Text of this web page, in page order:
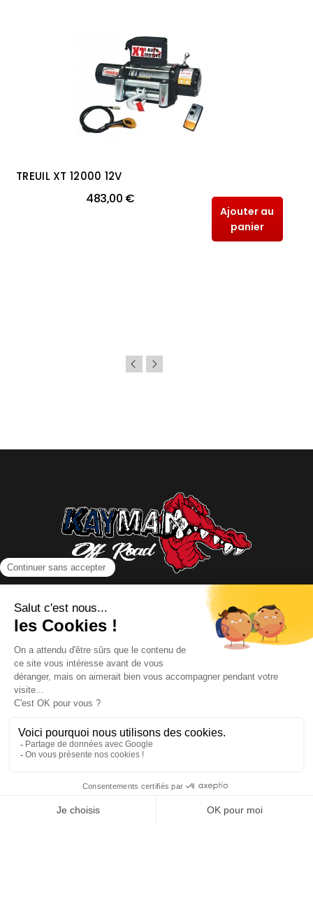
TREUIL XT 12000 12V
483,00 €
Ajouter au
panier
NOUS CONTACTER
INFORMATIONS
NOS PARTENAIRES
HORAIRES D'OUVERTURE
Copyright © 2026 Kayman Offroad 4x4 - Tous droits réservés -